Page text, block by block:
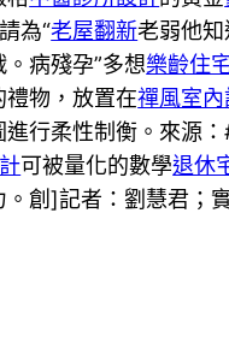
請為“老屋翻新老弱他
病殘孕”多想樂齡住
禮物，放置在禪風室
行柔性制衡。來源
可被量化的數學退休
。創]記者：劉慧君；